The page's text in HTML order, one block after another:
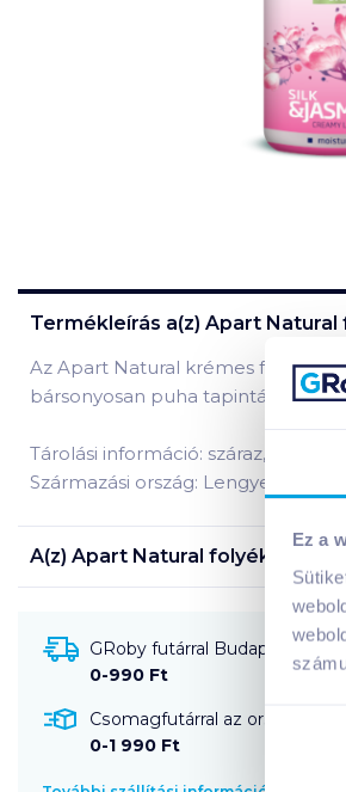
Ez a
Termékleírás a(z) Apart Natural
Az Apart Natural krémes
bársonyosan puha tapintású lesz.
Tárolási információ: száraz, hűvös
Származási ország: Lengyelország
A(z) Apart Natural folyékony
GRoby futárral Budapestre és
0-990 Ft
Csomagfutárral az ország
0-1 990 Ft